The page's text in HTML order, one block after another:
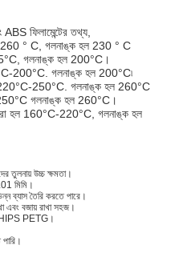
ফিলামেন্টের তথ্য,
260 ° C, গলনাঙ্ক হল 230 ° C
গলনাঙ্ক হল 200°C।
200°C. গলনাঙ্ক হল 200°C৷
220°C-250°C. গলনাঙ্ক হল 260°C
250°C গলনাঙ্ক হল 260°C।
হল 160°C-220°C, গলনাঙ্ক হল
তুলনায় উচ্চ ক্ষমতা।
মিমি।
ব্যাস তৈরি করতে পারে।
এবং বজায় রাখা সহজ।
HIPS PETG।